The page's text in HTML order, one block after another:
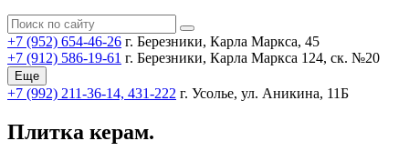
+7 (952) 654-46-26 г. Березники, Карла Маркса, 45
+7 (912) 586-19-61 г. Березники, Карла Маркса 124, ск. №20
Еще
+7 (992) 211-36-14, 431-222 г. Усолье, ул. Аникина, 11Б
Плитка керам.